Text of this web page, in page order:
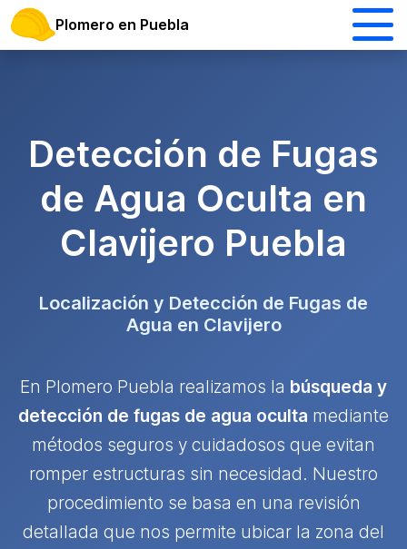
Plomero en Puebla
Detección de Fugas
de Agua Oculta en
Clavijero Puebla
Localización y Detección de Fugas de
Agua en Clavijero
En Plomero Puebla realizamos la búsqueda y
detección de fugas de agua oculta mediante
métodos seguros y cuidadosos que evitan
romper estructuras sin necesidad. Nuestro
procedimiento se basa en una revisión
detallada que nos permite ubicar la zona del